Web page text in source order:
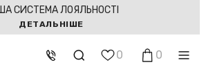
СИСТЕМА ЛОЯЛЬНОСТІ
ДЕТАЛЬНІШЕ
0 0